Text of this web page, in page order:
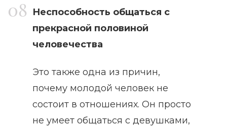
Неспособность общаться с
прекрасной половиной
человечества
Это также одна из причин,
почему молодой человек не
состоит в отношениях. Он просто
не умеет общаться с девушками,